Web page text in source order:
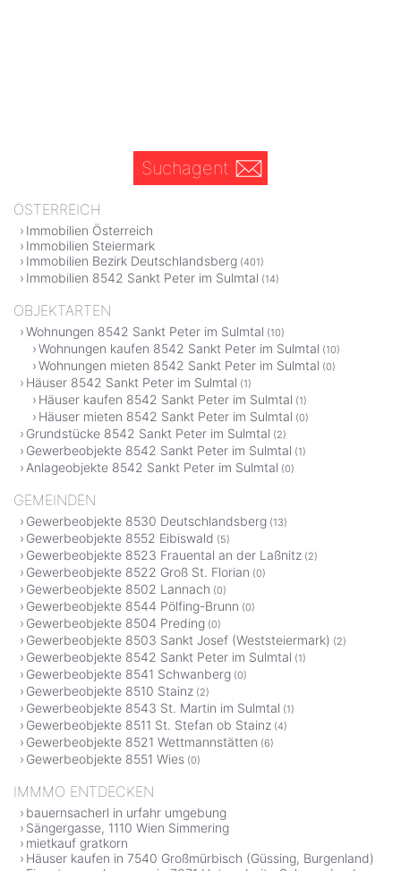
Suchagent
ÖSTERREICH
Immobilien Österreich
Immobilien Steiermark
Immobilien Bezirk Deutschlandsberg (401)
Immobilien 8542 Sankt Peter im Sulmtal (14)
OBJEKTARTEN
Wohnungen 8542 Sankt Peter im Sulmtal (10)
Wohnungen kaufen 8542 Sankt Peter im Sulmtal (10)
Wohnungen mieten 8542 Sankt Peter im Sulmtal (0)
Häuser 8542 Sankt Peter im Sulmtal (1)
Häuser kaufen 8542 Sankt Peter im Sulmtal (1)
Häuser mieten 8542 Sankt Peter im Sulmtal (0)
Grundstücke 8542 Sankt Peter im Sulmtal (2)
Gewerbeobjekte 8542 Sankt Peter im Sulmtal (1)
Anlageobjekte 8542 Sankt Peter im Sulmtal (0)
GEMEINDEN
Gewerbeobjekte 8530 Deutschlandsberg (13)
Gewerbeobjekte 8552 Eibiswald (5)
Gewerbeobjekte 8523 Frauental an der Laßnitz (2)
Gewerbeobjekte 8522 Groß St. Florian (0)
Gewerbeobjekte 8502 Lannach (0)
Gewerbeobjekte 8544 Pölfing-Brunn (0)
Gewerbeobjekte 8504 Preding (0)
Gewerbeobjekte 8503 Sankt Josef (Weststeiermark) (2)
Gewerbeobjekte 8542 Sankt Peter im Sulmtal (1)
Gewerbeobjekte 8541 Schwanberg (0)
Gewerbeobjekte 8510 Stainz (2)
Gewerbeobjekte 8543 St. Martin im Sulmtal (1)
Gewerbeobjekte 8511 St. Stefan ob Stainz (4)
Gewerbeobjekte 8521 Wettmannstätten (6)
Gewerbeobjekte 8551 Wies (0)
IMMMO ENTDECKEN
bauernsacherl in urfahr umgebung
Sängergasse, 1110 Wien Simmering
mietkauf gratkorn
Häuser kaufen in 7540 Großmürbisch (Güssing, Burgenland)